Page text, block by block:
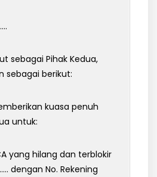
sebagai Pihak Kedua,
sebagai berikut:
kuasa penuh
untuk:
yang hilang dan terblokir
dengan No. Rekening